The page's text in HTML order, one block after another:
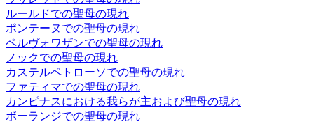
ルールドでの聖母の現れ
ポンテーヌでの聖母の現れ
ペルヴォワザンでの聖母の現れ
ノックでの聖母の現れ
カステルペトローソでの聖母の現れ
ファティマでの聖母の現れ
カンピナスにおける我らが主および聖母の現れ
ボーランジでの聖母の現れ